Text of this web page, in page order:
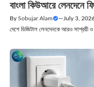
বাংলা কিউআরে লেনদেনে ফি
By Sobujar Alam — July 3,
দেশে ডিজিটাল লেনদেনকে আরও সাশ্রয়ী